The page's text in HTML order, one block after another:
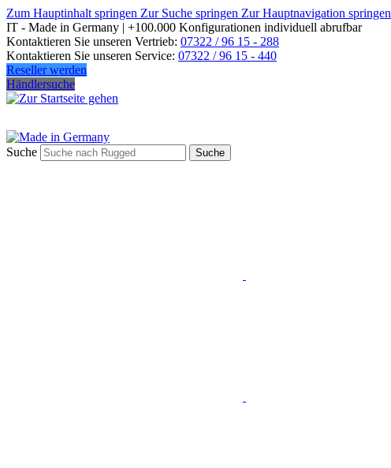
Zum Hauptinhalt springen Zur Suche springen Zur Hauptnavigation springen
IT - Made in Germany | +100.000 Konfigurationen individuell abrufbar
Kontaktieren Sie unseren Vertrieb: 07322 / 96 15 - 288
Kontaktieren Sie unseren Service: 07322 / 96 15 - 440
Reseller werden
Händlersuche
Suche Suche